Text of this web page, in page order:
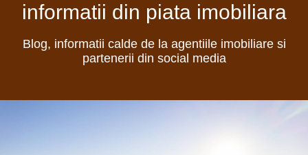
informatii din piata imobiliara
Blog, informatii calde de la agentiile imobiliare si
partenerii din social media